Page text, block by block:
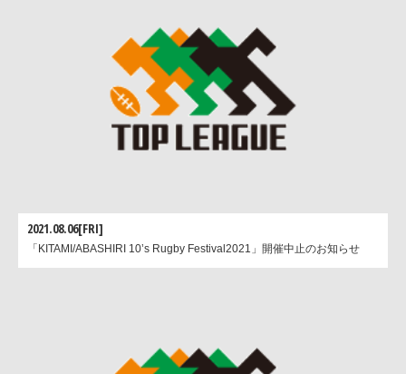
2021.08.06[FRI]
「KITAMI/ABASHIRI 10’s Rugby Festival2021」開催中止のお知らせ